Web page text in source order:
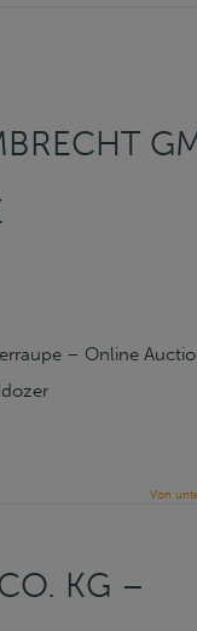
– Online
Von
KG –